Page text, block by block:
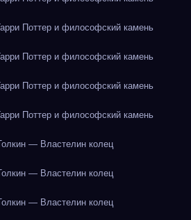
Поттер и философский камень
Поттер и философский камень
Поттер и философский камень
Поттер и философский камень
— Властелин колец
— Властелин колец
— Властелин колец